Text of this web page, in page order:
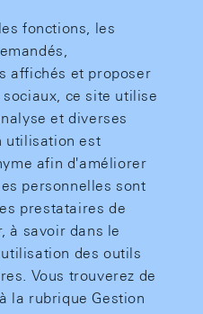
fonctions, les
affichés et proposer
ce site utilise
et diverses
utilisation est
afin d'améliorer
personnelles sont
prestataires de
à savoir dans le
des outils
Vous trouverez de
la rubrique Gestion